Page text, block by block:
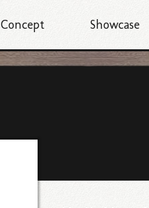
Concept Showcase